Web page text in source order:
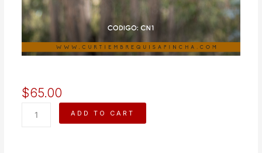
$65.00
ADD TO CART